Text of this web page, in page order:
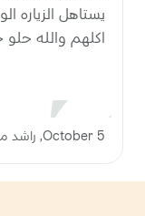
يستاهل الزياره
اكلهم والله حلو
October 5, راشد محمد جمعه ا